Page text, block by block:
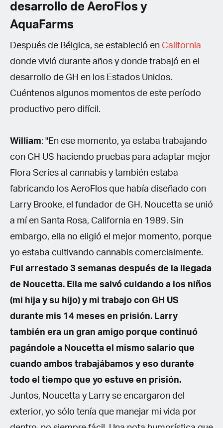
desarrollo de AeroFlos y
AquaFarms
Después de Bélgica, se estableció en California
donde vivió durante años y donde trabajó en el
desarrollo de GH en los Estados Unidos.
Cuéntenos algunos momentos de este período
productivo pero difícil.
William: "En ese momento, ya estaba trabajando
con GH US haciendo pruebas para adaptar mejor
Flora Series al cannabis y también estaba
fabricando los AeroFlos que había diseñado con
Larry Brooke, el fundador de GH. Noucetta se unió
a mí en Santa Rosa, California en 1989. Sin
embargo, ella no eligió el mejor momento, porque
yo estaba cultivando cannabis comercialmente.
Fui arrestado 3 semanas después de la llegada
de Noucetta. Ella me salvó cuidando a los niños
(mi hija y su hijo) y mi trabajo con GH US
durante mis 14 meses en prisión. Larry
también era un gran amigo porque continuó
pagándole a Noucetta el mismo salario que
cuando ambos trabajábamos y eso durante
todo el tiempo que yo estuve en prisión.
Juntos, Noucetta y Larry se encargaron del
exterior, yo sólo tenía que manejar mi vida por